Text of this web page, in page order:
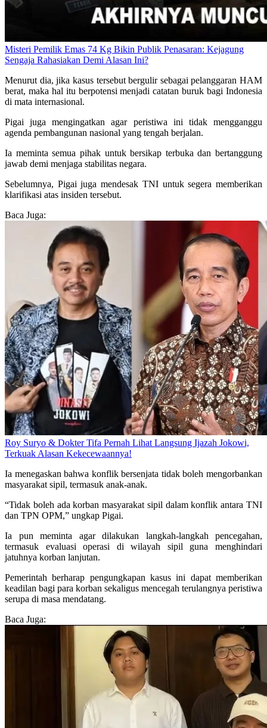
Misteri Pemilik Emas 74 Kg Bikin Publik Penasaran: Kejagung
Sengaja Rahasiakan Demi Alasan Ini?
Menurut dia, jika kasus tersebut bergulir sebagai pelanggaran HAM
berat, maka hal itu berpotensi menjadi catatan buruk bagi Indonesia
di mata internasional.
Pigai juga mengingatkan agar peristiwa ini tidak mengganggu
agenda pembangunan nasional yang tengah berjalan.
Ia meminta semua pihak untuk bersikap terbuka dan bertanggung
jawab demi menjaga stabilitas negara.
Sebelumnya, Pigai juga mendesak TNI untuk segera memberikan
klarifikasi atas insiden tersebut.
Baca Juga:
Roy Suryo & Dokter Tifa Pernah Lihat Langsung Ijazah Jokowi,
Terkuak Alasan Kekecewaannya!
Ia menegaskan bahwa konflik bersenjata tidak boleh mengorbankan
masyarakat sipil, termasuk anak-anak.
“Tidak boleh ada korban masyarakat sipil dalam konflik antara TNI
dan TPN OPM,” ungkap Pigai.
Ia pun meminta agar dilakukan langkah-langkah pencegahan,
termasuk evaluasi operasi di wilayah sipil guna menghindari
jatuhnya korban lanjutan.
Pemerintah berharap pengungkapan kasus ini dapat memberikan
keadilan bagi para korban sekaligus mencegah terulangnya peristiwa
serupa di masa mendatang.
Baca Juga: